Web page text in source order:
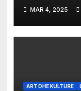
MAR 4, 2025
ART DHE KULTURE